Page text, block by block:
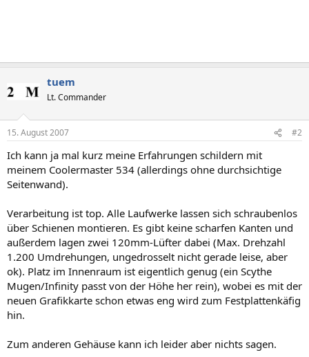
tuem
Lt. Commander
15. August 2007 #2
Ich kann ja mal kurz meine Erfahrungen schildern mit
meinem Coolermaster 534 (allerdings ohne durchsichtige
Seitenwand).
Verarbeitung ist top. Alle Laufwerke lassen sich schraubenlos
über Schienen montieren. Es gibt keine scharfen Kanten und
außerdem lagen zwei 120mm-Lüfter dabei (Max. Drehzahl
1.200 Umdrehungen, ungedrosselt nicht gerade leise, aber
ok). Platz im Innenraum ist eigentlich genug (ein Scythe
Mugen/Infinity passt von der Höhe her rein), wobei es mit der
neuen Grafikkarte schon etwas eng wird zum Festplattenkäfig
hin.
Zum anderen Gehäuse kann ich leider aber nichts sagen.